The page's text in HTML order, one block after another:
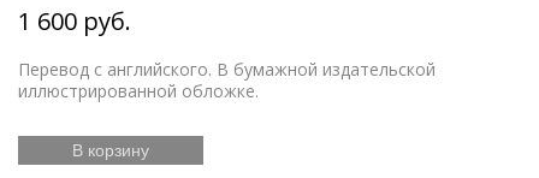
1 600 руб.
Перевод с английского. В бумажной издательской
иллюстрированной обложке.
В корзину